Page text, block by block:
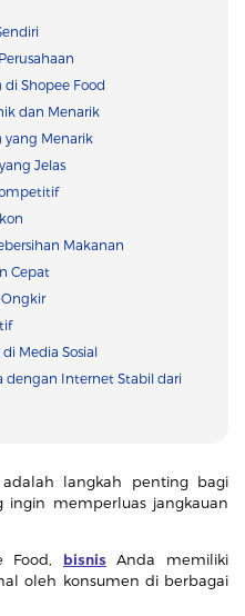
di Shopee Food
dan Menarik
yang Menarik
Jelas
Makanan
Cepat
Ongkir
Media Sosial
dengan Internet Stabil dari
langkah penting bagi
ingin memperluas jangkauan
Food, bisnis Anda memiliki
oleh konsumen di berbagai